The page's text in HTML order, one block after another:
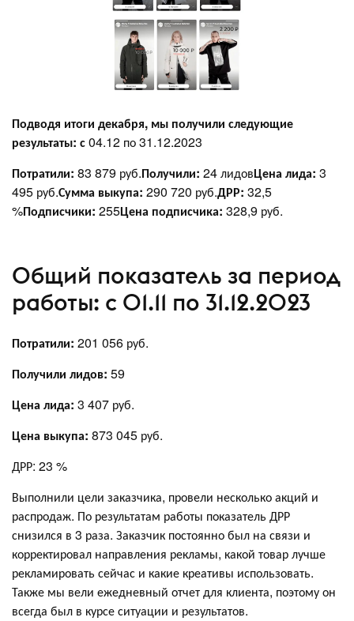
Подводя итоги декабря, мы получили следующие
результаты: с04.12 по 31.12.2023
Потратили: 83 879 руб.Получили: 24 лидовЦена лида: 3
495 руб.Сумма выкупа: 290 720 руб.ДРР: 32,5
%Подписчики: 255Цена подписчика: 328,9 руб.
Общий показатель за период
работы: с 01.11 по 31.12.2023
Потратили: 201 056 руб.
Получили лидов: 59
Цена лида: 3 407 руб.
Цена выкупа: 873 045 руб.
ДРР: 23 %
Выполнили цели заказчика, провели несколько акций и
распродаж. По результатам работы показатель ДРР
снизился в 3 раза. Заказчик постоянно был на связи и
корректировал направления рекламы, какой товар лучше
рекламировать сейчас и какие креативы использовать.
Также мы вели ежедневный отчет для клиента, поэтому он
всегда был в курсе ситуации и результатов.